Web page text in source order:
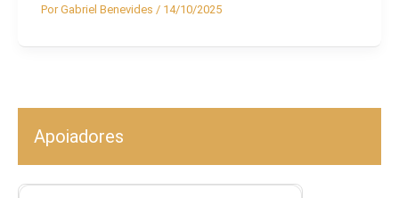
PorGabriel Benevides / 14/10/2025
Apoiadores